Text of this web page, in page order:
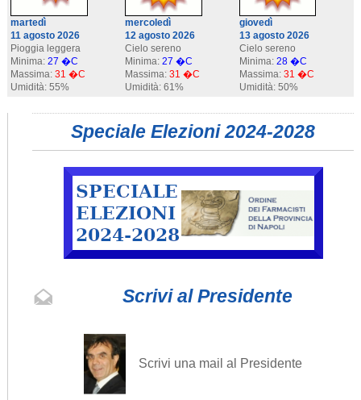
martedì
11 agosto 2026
Pioggia leggera
Minima:27 �C
Massima:31 �C
Umidità: 55%
mercoledì
12 agosto 2026
Cielo sereno
Minima:27 �C
Massima:31 �C
Umidità: 61%
giovedì
13 agosto 2026
Cielo sereno
Minima:28 �C
Massima:31 �C
Umidità: 50%
Speciale Elezioni 2024-2028
Scrivi al Presidente
Scrivi una mail al Presidente